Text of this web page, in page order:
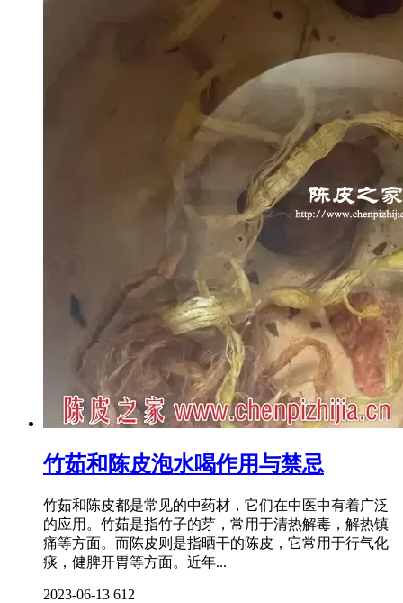
竹茹和陈皮泡水喝作用与禁忌
竹茹和陈皮都是常见的中药材，它们在中医中有着广泛
的应用。竹茹是指竹子的芽，常用于清热解毒，解热镇
痛等方面。而陈皮则是指晒干的陈皮，它常用于行气化
痰，健脾开胃等方面。近年...
2023-06-13 612